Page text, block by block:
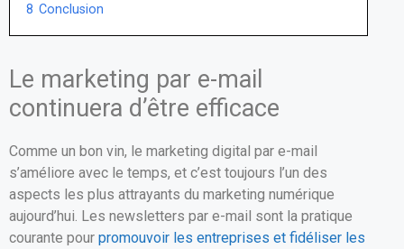
8 Conclusion
Le marketing par e-mail
continuera d’être efficace
Comme un bon vin, le marketing digital par e-mail
s’améliore avec le temps, et c’est toujours l’un des
aspects les plus attrayants du marketing numérique
aujourd’hui. Les newsletters par e-mail sont la pratique
courante pour promouvoir les entreprises et fidéliser les